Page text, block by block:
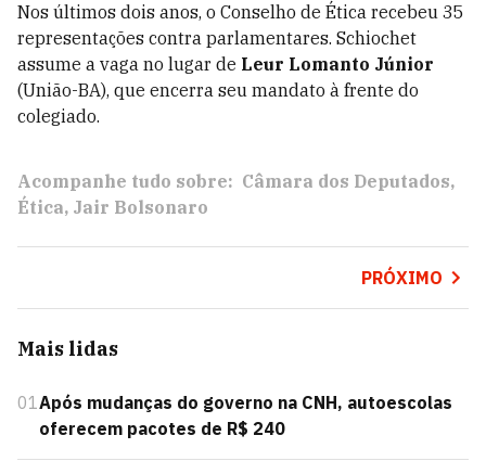
Nos últimos dois anos, o Conselho de Ética recebeu 35
representações contra parlamentares. Schiochet
assume a vaga no lugar de Leur Lomanto Júnior
(União-BA), que encerra seu mandato à frente do
colegiado.
Acompanhe tudo sobre: Câmara dos Deputados
Ética Jair Bolsonaro
PRÓXIMO
Mais lidas
01Após mudanças do governo na CNH, autoescolas
oferecem pacotes de R$ 240